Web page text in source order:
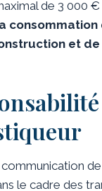
de 3 000 €
consommation
et de
communication
le cadre des